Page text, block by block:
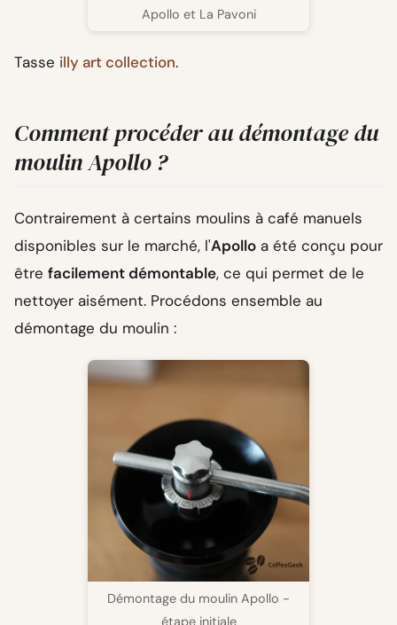
Apollo et La Pavoni
Tasse illy art collection.
Comment procéder au démontage du
moulin Apollo ?
Contrairement à certains moulins à café manuels
disponibles sur le marché, l'Apollo a été conçu pour
être facilement démontable, ce qui permet de le
nettoyer aisément. Procédons ensemble au
démontage du moulin :
Démontage du moulin Apollo -
étape initiale